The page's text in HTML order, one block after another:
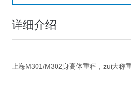
详细介绍
上海M301/M302身高体重秤，zui大称